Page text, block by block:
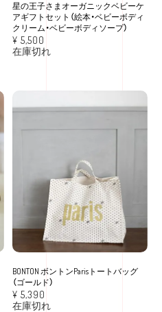
星の王子さまオーガニックベビーケ
アギフトセット（絵本・ベビーボディ
クリーム・ベビーボディソープ）
¥ 5,500
在庫切れ
BONTON ボントンParisトートバッグ
（ゴールド）
¥ 5,390
在庫切れ